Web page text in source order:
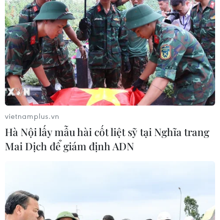
Hạn hán nghiêm trọng đe dọa "huyết
mạch" kinh tế châu Âu
07/08/2026 07:58
Để trái sầu riêng đáp ứng yêu cầu
xuất khẩu bền vững
07/08/2026 07:34
07/08/2026 07:17
vietnamplus.vn
Hà Nội lấy mẫu hài cốt liệt sỹ tại Nghĩa trang
Mai Dịch để giám định ADN